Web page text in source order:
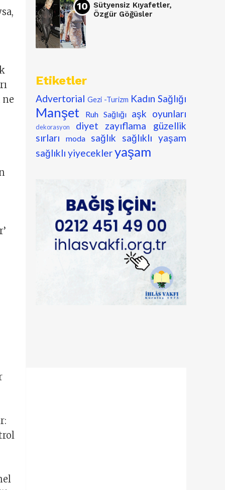
ne
Sütyensiz Kıyafetler,
Özgür Göğüsler
Etiketler
Advertorial Gezi -Turizm Kadın Sağlığı
Manşet Ruh Sağlığı aşk oyunları
dekorasyon diyet zayıflama
güzellik
sırları
moda sağlık
sağlıklı yaşam
sağlıklı yiyecekleryaşam